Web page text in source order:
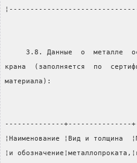
3.8. Данные  о  металле
крана  (заполняется  по
материала):
--------------+---------------
¦Наименование ¦Вид и толщина
¦и